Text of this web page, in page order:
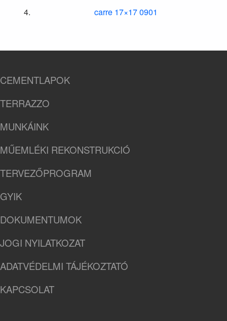
carre 17×17 0901
CEMENTLAPOK
TERRAZZO
MUNKÁINK
MŰEMLÉKI REKONSTRUKCIÓ
TERVEZŐPROGRAM
GYIK
DOKUMENTUMOK
JOGI NYILATKOZAT
ADATVÉDELMI TÁJÉKOZTATÓ
KAPCSOLAT